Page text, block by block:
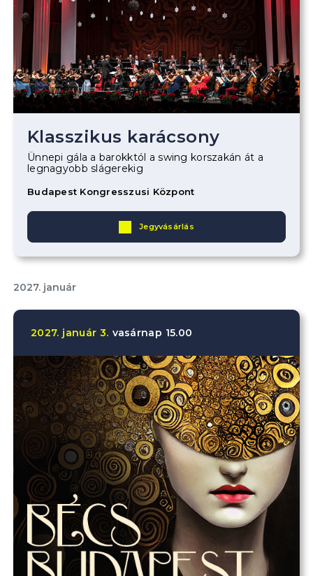
Klasszikus karácsony
Ünnepi gála a barokktól a swing korszakán át a
legnagyobb slágerekig
Budapest Kongresszusi Központ
Jegyvásárlás
2027. január
2027. január 3. vasárnap 15.00